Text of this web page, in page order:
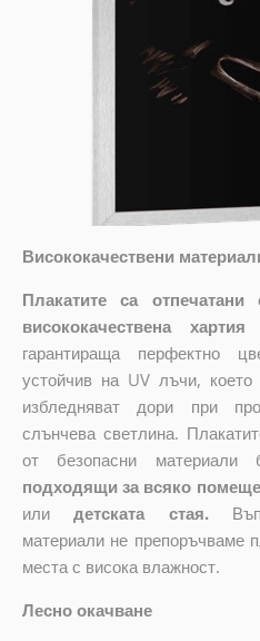
Висококачествени
Плакатите са
висококачествена
гарантираща перфектно
устойчив на UV лъчи,
избледняват дори при
слънчева светлина.
от безопасни
подходящи за всяко
или
детската стая.
материали не препоръчваме
места с висока влажност.
Лесно окачване